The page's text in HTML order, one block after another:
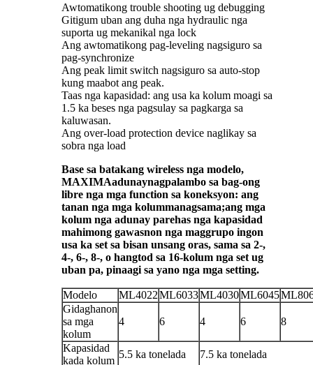
Awtomatikong trouble shooting ug debugging
Gitigum uban ang duha nga hydraulic nga
suporta ug mekanikal nga lock
Ang awtomatikong pag-leveling nagsiguro sa
pag-synchronize
Ang peak limit switch nagsiguro sa auto-stop
kung maabot ang peak.
Taas nga kapasidad: ang usa ka kolum moagi sa
1.5 ka beses nga pagsulay sa pagkarga sa
kaluwasan.
Ang over-load protection device naglikay sa
sobra nga load
Base sa batakang wireless nga modelo,
MAXIMAadunaynagpalambo sa bag-ong
libre nga mga function sa koneksyon: ang
tanan nga mga kolummanagsama;ang mga
kolum nga adunay parehas nga kapasidad
mahimong gawasnon nga maggrupo ingon
usa ka set sa bisan unsang oras, sama sa 2-,
4-, 6-, 8-, o hangtod sa 16-kolum nga set ug
uban pa, pinaagi sa yano nga mga setting.
Modelo ML4022ML6033ML4030ML6045
Gidaghanon
sa mga
kolum
4 6 4 6 8
Kapasidad
kada kolum
5.5 ka tonelada
7.5 ka tonelada